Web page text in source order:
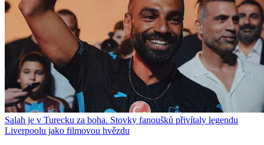
Salah je v Turecku za boha. Stovky fanoušků přivítaly legendu
Liverpoolu jako filmovou hvězdu